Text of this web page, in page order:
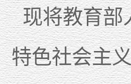
现将教育部
特色社会主